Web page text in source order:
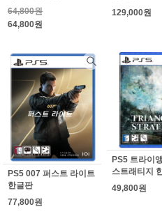
64,800원
64,800원
129,000원
PS5 007 퍼스트 라이트
한글판
77,800원
PS5 트라이
스트래티지
49,800원